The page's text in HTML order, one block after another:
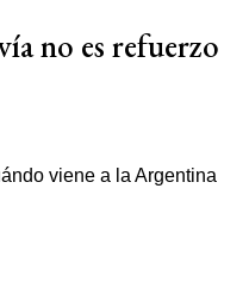
no es refuerzo